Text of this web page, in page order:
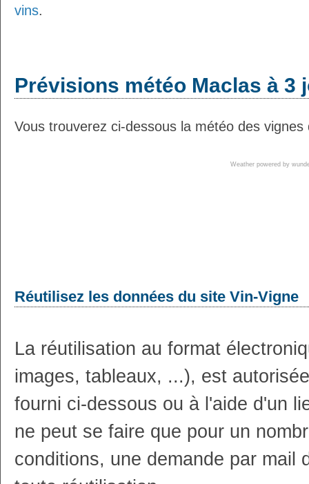
vins.
Prévisions météo Maclas à 3
Vous trouverez ci-dessous la météo des
Weather powered by
Réutilisez les données du site Vin-Vigne
La réutilisation au format
images, tableaux, ...), est
fourni ci-dessous ou à l'aide d'un
ne peut se faire que pour un
conditions, une demande par mail